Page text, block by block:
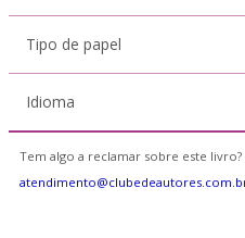
Tipo de papel
Idioma
Tem algo a reclamar sobre este